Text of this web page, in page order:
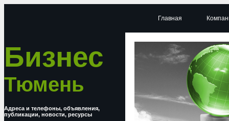
Бизнес
Тюмень
Адреса и телефоны, объявления,
публикации, новости, ресурсы
Главная